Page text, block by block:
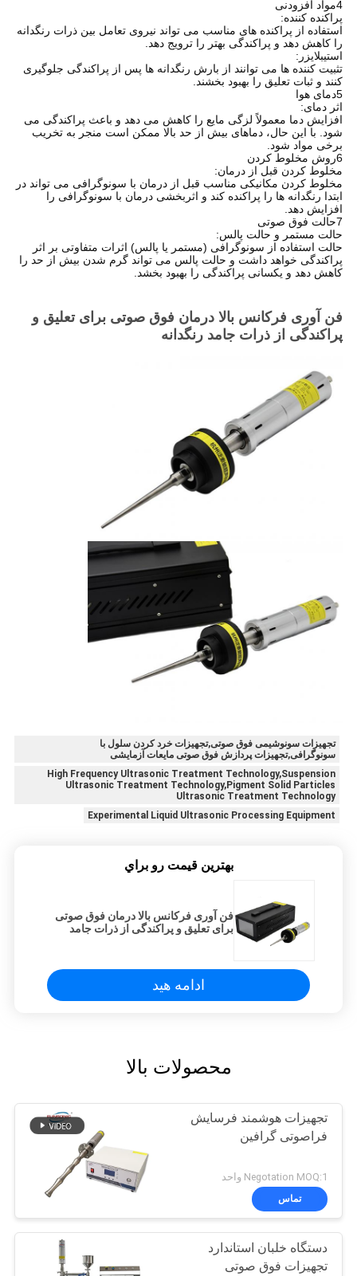
4مواد افزودنی
پراکنده کننده:
استفاده از پراکنده های مناسب می تواند نیروی تعامل بین ذرات رنگدانه
را کاهش دهد و پراکندگی بهتر را ترویج دهد.
استیبلایزر:
تثبیت کننده ها می توانند از بارش رنگدانه ها پس از پراکندگی جلوگیری
کنند و ثبات تعلیق را بهبود بخشند.
5دمای هوا
اثر دمای:
افزایش دما معمولاً لزگی مایع را کاهش می دهد و باعث پراکندگی می
شود. با این حال، دماهای بیش از حد بالا ممکن است منجر به تخریب
برخی مواد شود.
6روش مخلوط کردن
مخلوط کردن قبل از درمان:
مخلوط کردن مکانیکی مناسب قبل از درمان با سونوگرافی می تواند در
ابتدا رنگدانه ها را پراکنده کند و اثربخشی درمان با سونوگرافی را
افزایش دهد.
7حالت فوق صوتی
حالت مستمر و حالت پالس:
حالت استفاده از سونوگرافی (مستمر یا پالس) اثرات متفاوتی بر اثر
پراکندگی خواهد داشت و حالت پالس می تواند گرم شدن بیش از حد را
کاهش دهد و یکسانی پراکندگی را بهبود بخشد.
فن آوری فرکانس بالا درمان فوق صوتی برای تعلیق و
پراکندگی از ذرات جامد رنگدانه
تجهیزات سونوشیمی فوق صوتی,تجهیزات خرد کردن سلول با
سونوگرافی,تجهیزات پردازش فوق صوتی مایعات آزمایشی
High Frequency Ultrasonic Treatment Technology,Suspension
Ultrasonic Treatment Technology,Pigment Solid Particles
Ultrasonic Treatment Technology
Experimental Liquid Ultrasonic Processing Equipment
بهترين قيمت رو براي
فن آوری فرکانس بالا درمان فوق صوتی
برای تعلیق و پراکندگی از ذرات جامد
ادامه هید
محصولات بالا
تجهیزات هوشمند فرسایش
فراصوتی گرافین
Negotation MOQ:1 واحد
تماس
دستگاه خلبان استاندارد
تجهیزات فوق صوتی